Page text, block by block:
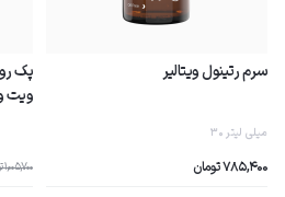
سرم رتینول ویتالیر
30 میلی لیتر
785,400 تومان
پک
ویت
1,005,700 تومان